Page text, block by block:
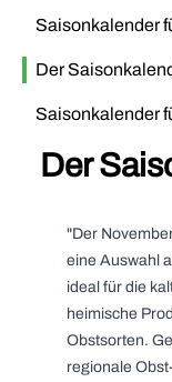
Saisonkalender
Der
Saisonkalender
Der
"Der
eine Auswahl
ideal für die
heimische
Obstsorten.
regionale